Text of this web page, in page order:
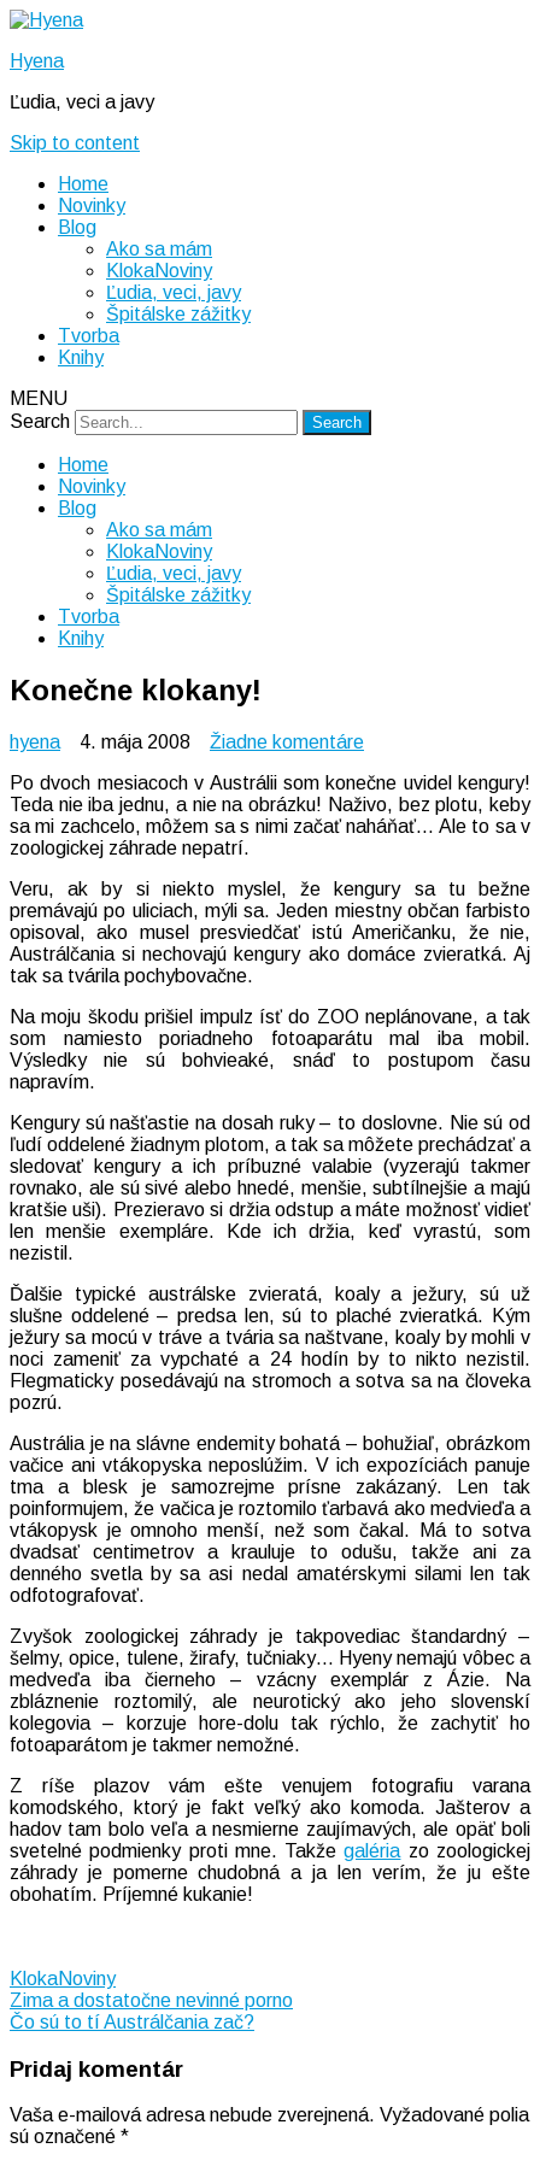
Hyena
Ľudia, veci a javy
Skip to content
Home
Novinky
Blog
Ako sa mám
KlokaNoviny
Ľudia, veci, javy
Špitálske zážitky
Tvorba
Knihy
MENU
Search
Home
Novinky
Blog
Ako sa mám
KlokaNoviny
Ľudia, veci, javy
Špitálske zážitky
Tvorba
Knihy
Konečne klokany!
hyena 4. mája 2008 Žiadne komentárena
klokany!
Po dvoch mesiacoch v Austrálii som konečne uvidel kengury!
Teda nie iba jednu, a nie na obrázku! Naživo, bez plotu, keby
sa mi zachcelo, môžem sa s nimi začať naháňať… Ale to sa v
zoologickej záhrade nepatrí.
Veru, ak by si niekto myslel, že kengury sa tu bežne
premávajú po uliciach, mýli sa. Jeden miestny občan farbisto
opisoval, ako musel presviedčať istú Američanku, že nie,
Austrálčania si nechovajú kengury ako domáce zvieratká. Aj
tak sa tvárila pochybovačne.
Na moju škodu prišiel impulz ísť do ZOO neplánovane, a tak
som namiesto poriadneho fotoaparátu mal iba mobil.
Výsledky nie sú bohvieaké, snáď to postupom času
napravím.
Kengury sú našťastie na dosah ruky – to doslovne. Nie sú od
ľudí oddelené žiadnym plotom, a tak sa môžete prechádzať a
sledovať kengury a ich príbuzné valabie (vyzerajú takmer
rovnako, ale sú sivé alebo hnedé, menšie, subtílnejšie a majú
kratšie uši). Prezieravo si držia odstup a máte možnosť vidieť
len menšie exempláre. Kde ich držia, keď vyrastú, som
nezistil.
Ďalšie typické austrálske zvieratá, koaly a ježury, sú už
slušne oddelené – predsa len, sú to plaché zvieratká. Kým
ježury sa mocú v tráve a tvária sa naštvane, koaly by mohli v
noci zameniť za vypchaté a 24 hodín by to nikto nezistil.
Flegmaticky posedávajú na stromoch a sotva sa na človeka
pozrú.
Austrália je na slávne endemity bohatá – bohužiaľ, obrázkom
vačice ani vtákopyska neposlúžim. V ich expozíciách panuje
tma a blesk je samozrejme prísne zakázaný. Len tak
poinformujem, že vačica je roztomilo ťarbavá ako medvieďa a
vtákopysk je omnoho menší, než som čakal. Má to sotva
dvadsať centimetrov a krauluje to odušu, takže ani za
denného svetla by sa asi nedal amatérskymi silami len tak
odfotografovať.
Zvyšok zoologickej záhrady je takpovediac štandardný –
šelmy, opice, tulene, žirafy, tučniaky… Hyeny nemajú vôbec a
medveďa iba čierneho – vzácny exemplár z Ázie. Na
zbláznenie roztomilý, ale neurotický ako jeho slovenskí
kolegovia – korzuje hore-dolu tak rýchlo, že zachytiť ho
fotoaparátom je takmer nemožné.
Z ríše plazov vám ešte venujem fotografiu varana
komodského, ktorý je fakt veľký ako komoda. Jašterov a
hadov tam bolo veľa a nesmierne zaujímavých, ale opäť boli
svetelné podmienky proti mne. Takžegaléria zo zoologickej
záhrady je pomerne chudobná a ja len verím, že ju ešte
obohatím. Príjemné kukanie!
KlokaNoviny
Navigácia
v
článku
Zima a dostatočne nevinné porno
Čo sú to tí Austrálčania zač?
Pridaj komentár
Vaša e-mailová adresa nebude zverejnená. Vyžadované polia
sú označené *